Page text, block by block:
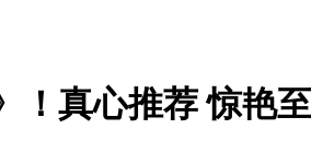
！真心推荐 惊艳